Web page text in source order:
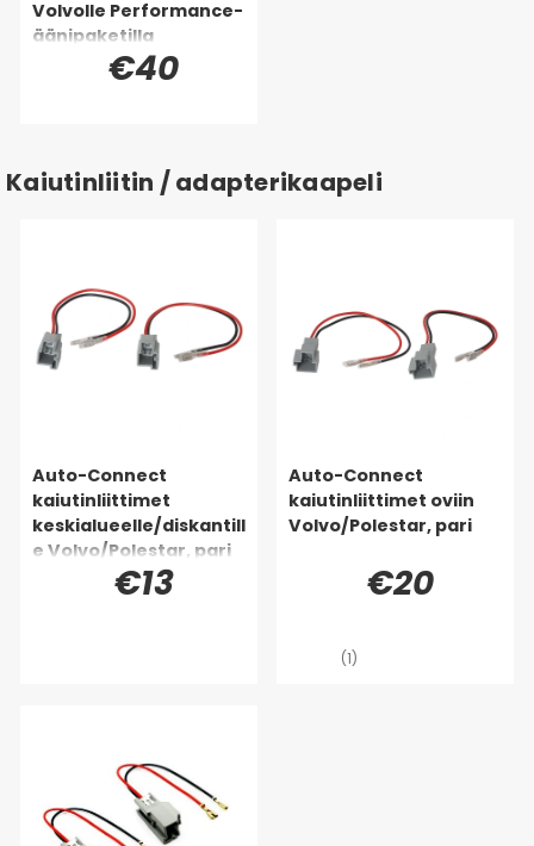
Volvolle Performance-
äänipaketilla
€40
Kaiutinliitin / adapterikaapeli
Auto-Connect
kaiutinliittimet
keskialueelle/diskantill
e Volvo/Polestar, pari
€13
Auto-Connect
kaiutinliittimet oviin
Volvo/Polestar, pari
€20
(1)